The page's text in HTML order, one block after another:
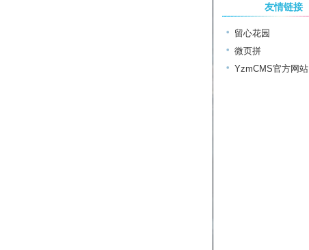
友情链接
留心花园
微页拼
YzmCMS官方网站